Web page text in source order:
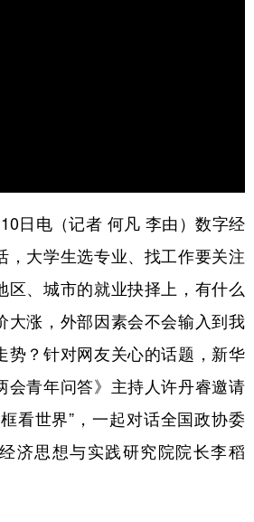
电（记者 何凡 李由）数字经
，大学生选专业、找工作要关注
区、城市的就业抉择上，有什么
大涨，外部因素会不会输入到我
势？针对网友关心的话题，新华
会青年问答》主持人许丹睿邀请
看世界”，一起对话全国政协委
济思想与实践研究院院长李稻